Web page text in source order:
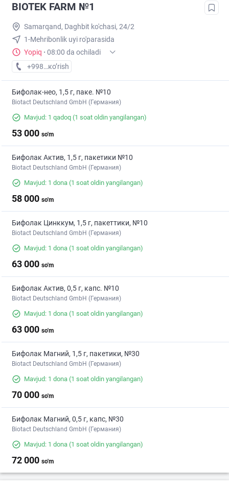
BIOTEK FARM №1
Samarqand, Daghbit ko'chasi, 24/2
1-Mehribonlik uyi ro'parasida
Yopiq · 08:00 da ochiladi
+998 (90) XXX-XX-XX
кo’rish
Бифолак-нео, 1,5 г, паке. №10
Biotact Deutschland GmbH (Германия)
Mavjud: 1 qadoq (1 soat oldin yangilangan)
53 000 so'm
Бифолак Актив, 1,5 г, пакетики №10
Biotact Deutschland GmbH (Германия)
Mavjud: 1 dona (1 soat oldin yangilangan)
58 000 so'm
Бифолак Цинккум, 1,5 г, пакеттики, №10
Biotact Deutschland GmbH (Германия)
Mavjud: 1 dona (1 soat oldin yangilangan)
63 000 so'm
Бифолак Актив, 0,5 г, капс. №10
Biotact Deutschland GmbH (Германия)
Mavjud: 1 dona (1 soat oldin yangilangan)
63 000 so'm
Бифолак Магний, 1,5 г, пакетики, №30
Biotact Deutschland GmbH (Германия)
Mavjud: 1 dona (1 soat oldin yangilangan)
70 000 so'm
Бифолак Магний, 0,5 г, капс, №30
Biotact Deutschland GmbH (Германия)
Mavjud: 1 dona (1 soat oldin yangilangan)
72 000 so'm